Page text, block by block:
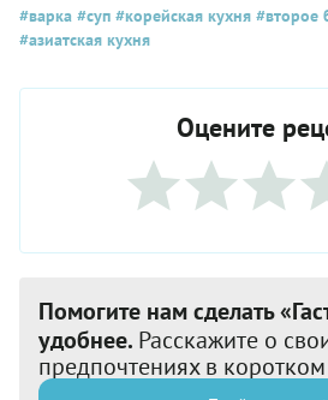
#варка #суп #корейская кухня #второе
#азиатская кухня
Оцените
Помогите нам сделать
удобнее. Расскажите о
предпочтениях в